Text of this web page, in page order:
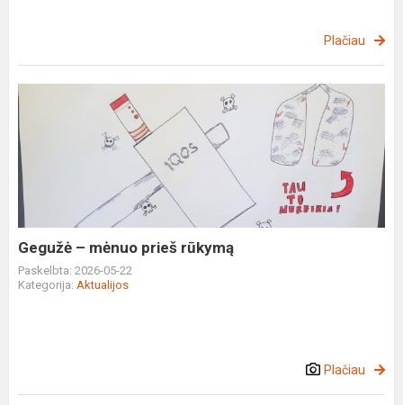
Plačiau
Gegužė
mėnuo
prieš
rūkymą
Gegužė – mėnuo prieš rūkymą
Paskelbta: 2026-05-22
Kategorija: Aktualijos
Plačiau